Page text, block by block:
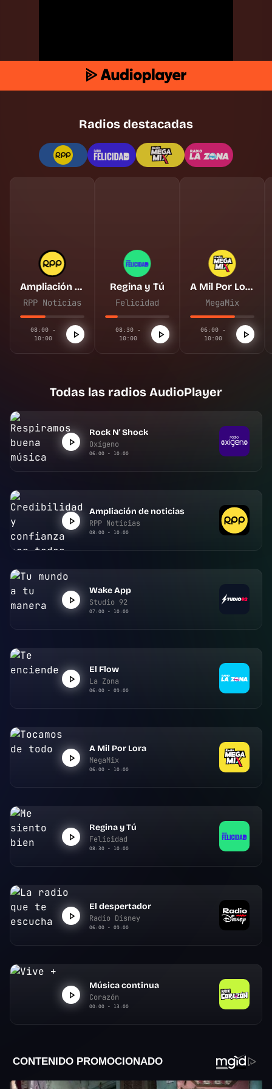
Radios destacadas
Ampliación de noticias
RPP Noticias
08:00 -
10:00
Regina y Tú
Felicidad
08:30 -
10:00
A Mil Por Lora
MegaMix
06:00 -
10:00
Todas las radios AudioPlayer
Rock N' Shock
Oxígeno
06:00 - 10:00
Ampliación de noticias
RPP Noticias
08:00 - 10:00
Wake App
Studio 92
07:00 - 10:00
El Flow
La Zona
06:00 - 09:00
A Mil Por Lora
MegaMix
06:00 - 10:00
Regina y Tú
Felicidad
08:30 - 10:00
El despertador
Radio Disney
06:00 - 09:00
Música continua
Corazón
00:00 - 13:00